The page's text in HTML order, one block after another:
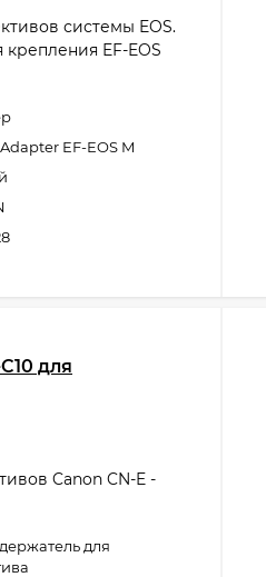
системы EOS.
EF-EOS
EF-EOS M
для
Canon CN-E -
для